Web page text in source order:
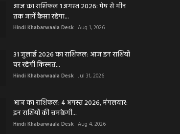
आज का राशिफल 1 अगस्त 2026: मेष से मीन
तक जानें कैसा रहेगा...
Hindi Khabarwaala Desk Aug 1, 2026
31 जुलाई 2026 का राशिफल: आज इन राशियों
पर रहेगी किस्मत...
Hindi Khabarwaala Desk Jul 31, 2026
आज का राशिफल: 4 अगस्त 2026, मंगलवार:
इन राशियों की चमकेगी...
Hindi Khabarwaala Desk Aug 4, 2026